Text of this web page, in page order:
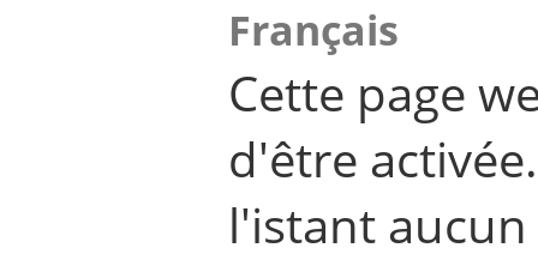
Français
Cette page
d'être
l'istant